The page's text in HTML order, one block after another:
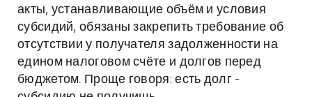
акты, устанавливающие объём и условия
субсидий, обязаны закрепить требование об
отсутствии у получателя задолженности на
едином налоговом счёте и долгов перед
бюджетом. Проще говоря: есть долг -